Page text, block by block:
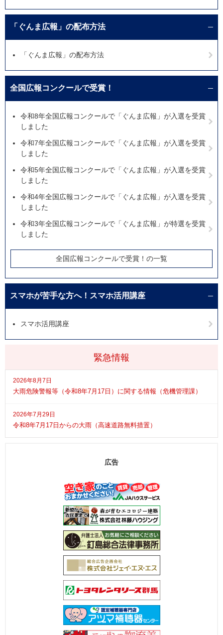
緊急情報
2026年8月7日
大雨危険警報等（令和8年7月17日）に関する情報（危機管理課）
2026年7月29日
令和8年7月17日からの大雨（高速道路無料措置）
「ぐんま広報」の配布方法
「ぐんま広報」の配布方法
全国広報コンクールで受賞！
令和8年全国広報コンクールで「ぐんま広報」が入選を受賞
しました
令和7年全国広報コンクールで「ぐんま広報」が入選を受賞
しました
令和5年全国広報コンクールで「ぐんま広報」が入選を受賞
しました
令和4年全国広報コンクールで「ぐんま広報」が入選を受賞
しました
令和3年全国広報コンクールで「ぐんま広報」が特選を受賞
しました
全国広報コンクールで受賞！の一覧
スマホが苦手な方へ！スマホ活用講座
スマホ活用講座
広告